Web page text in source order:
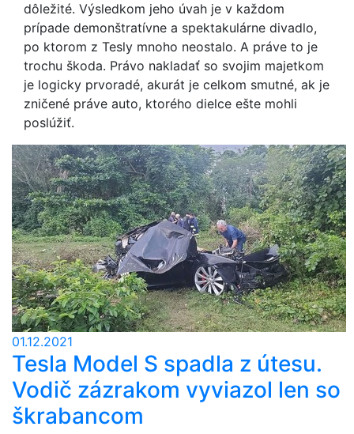
dôležité. Výsledkom jeho úvah je v každom
prípade demonštratívne a spektakulárne divadlo,
po ktorom z Tesly mnoho neostalo. A práve to je
trochu škoda. Právo nakladať so svojim majetkom
je logicky prvoradé, akurát je celkom smutné, ak je
zničené práve auto, ktorého dielce ešte mohli
poslúžiť.
01.12.2021
Tesla Model S spadla z útesu.
Vodič zázrakom vyviazol len so
škrabancom